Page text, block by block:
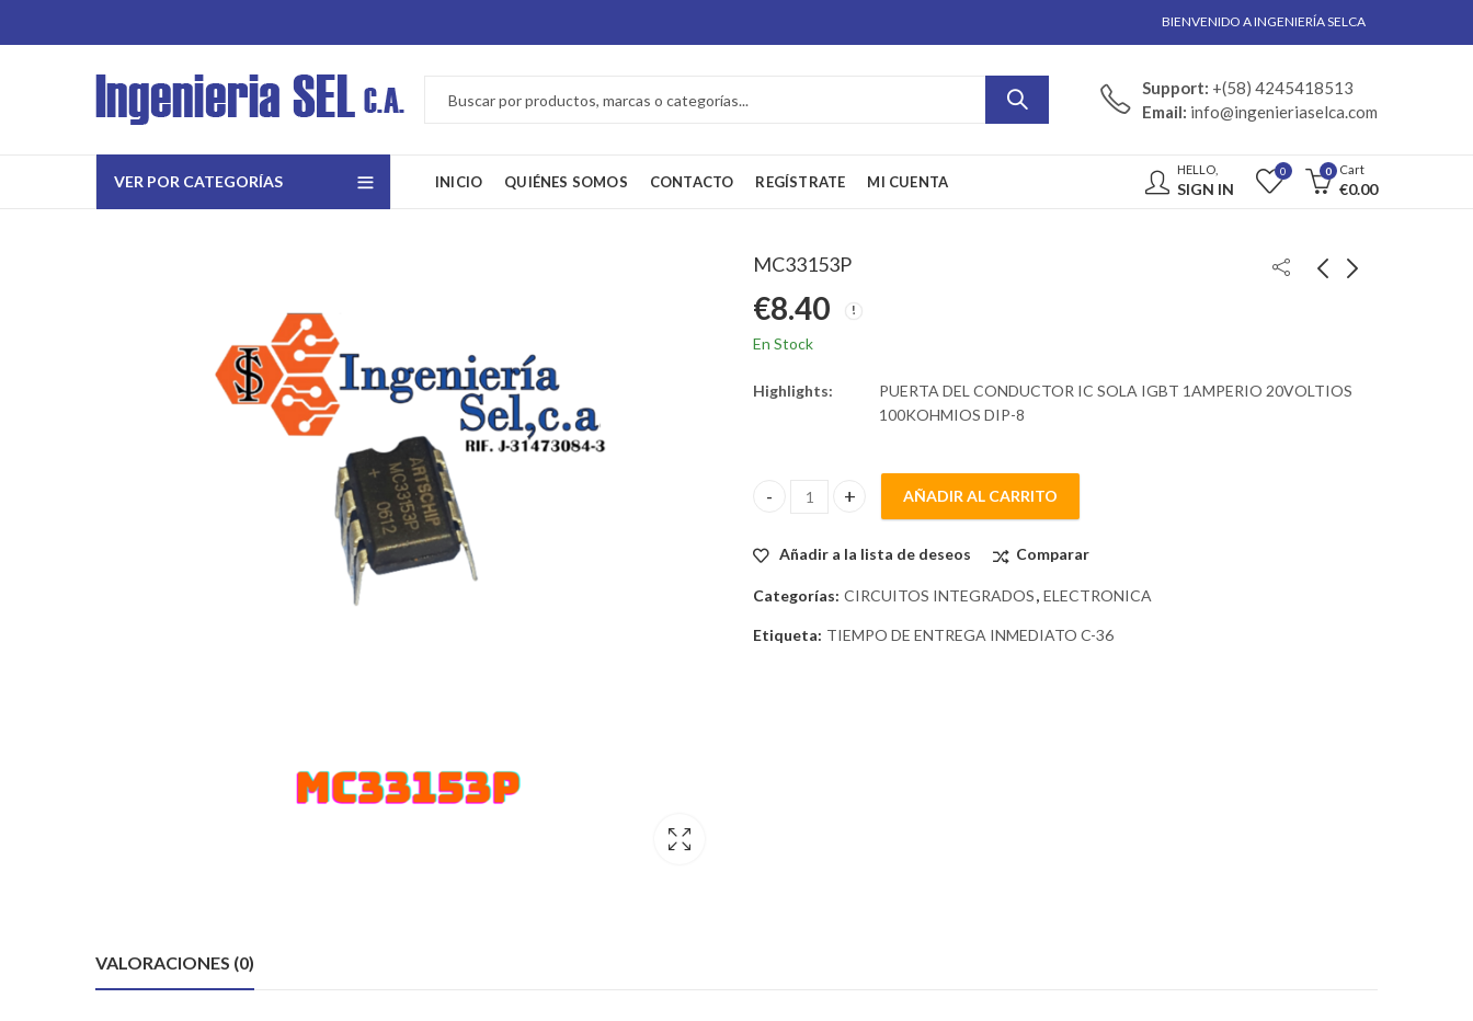
BIENVENIDO A INGENIERÍA SELCA
Support: +(58) 4245418513
Email: info@ingenieriaselca.com
VER POR CATEGORÍAS INICIO QUIÉNES SOMOS CONTACTO REGÍSTRATE MI CUENTA
HELLO,
SIGN IN
0 0 Cart
€0.00
MC33153P
€8.40
En Stock
Highlights:
PUERTA DEL CONDUCTOR IC SOLA IGBT 1AMPERIO 20VOLTIOS
100KOHMIOS DIP-8
MC33153P quantity
AÑADIR AL CARRITO
Añadir a la lista de deseos Comparar
Categorías: CIRCUITOS INTEGRADOS, ELECTRONICA
Etiqueta: TIEMPO DE ENTREGA INMEDIATO C-36
VALORACIONES (0)